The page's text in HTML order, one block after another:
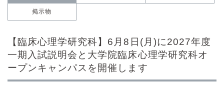
掲示物
【臨床心理学研究科】6月8日(月)に2027年度
一期入試説明会と大学院臨床心理学研究科オ
ープンキャンパスを開催します